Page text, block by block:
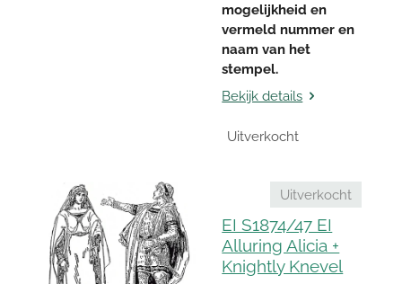
mogelijkheid en
vermeld nummer en
naam van het
stempel.
Bekijk details
Uitverkocht
Uitverkocht
EI S1874/47 EI
Alluring Alicia +
Knightly Knevel